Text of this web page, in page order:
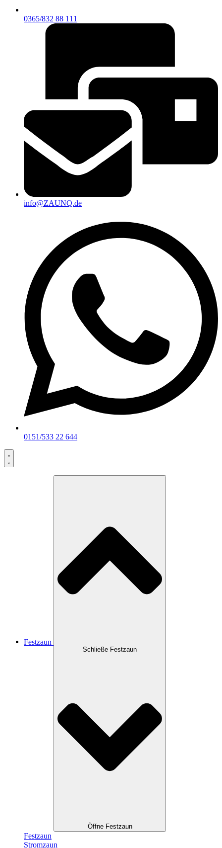
0365/832 88 111
info@ZAUNQ.de
0151/533 22 644
Festzaun
Schließe Festzaun
Öffne Festzaun
Festzaun
Stromzaun